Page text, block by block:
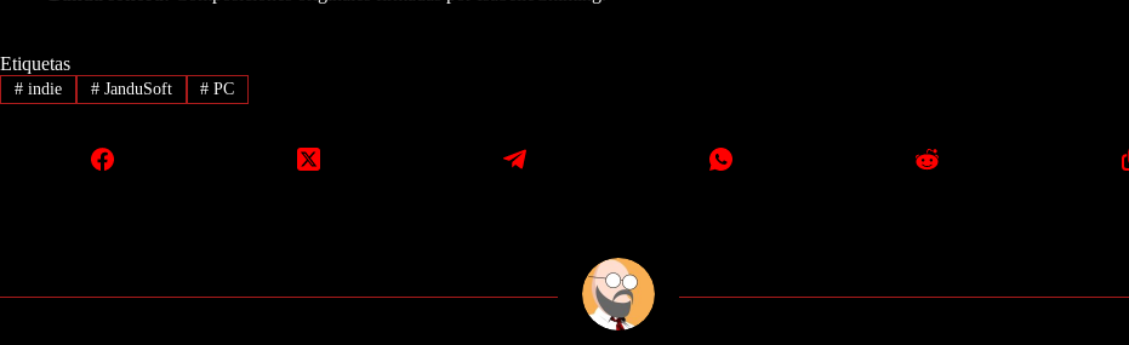
Etiquetas
#indie #JanduSoft # PC